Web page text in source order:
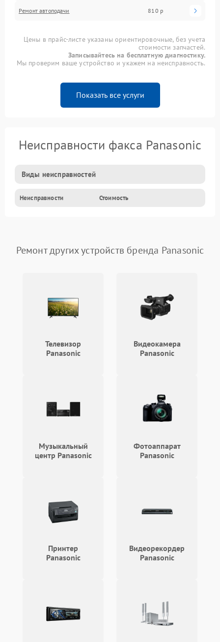
Ремонт автоподачи 810 р
Цены в прайс-листе указаны ориентировочные, без учета
стоимости запчастей.
Записывайтесь на бесплатную диагностику.
Мы проверим ваше устройство и укажем на неисправность.
Показать все услуги
Неисправности факса Panasonic
Виды неисправностей
Неисправности Стоимость
Ремонт других устройств бренда Panasonic
Телевизор
Panasonic
Видеокамера
Panasonic
Музыкальный
центр Panasonic
Фотоаппарат
Panasonic
Принтер
Panasonic
Видеорекордер
Panasonic